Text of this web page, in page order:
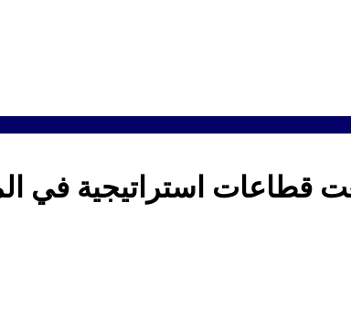
قطاعات استراتيجية في